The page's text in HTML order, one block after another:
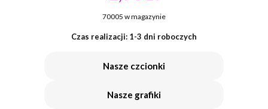
70005 w magazynie
Czas realizacji: 1-3 dni roboczych
Nasze czcionki
Nasze grafiki